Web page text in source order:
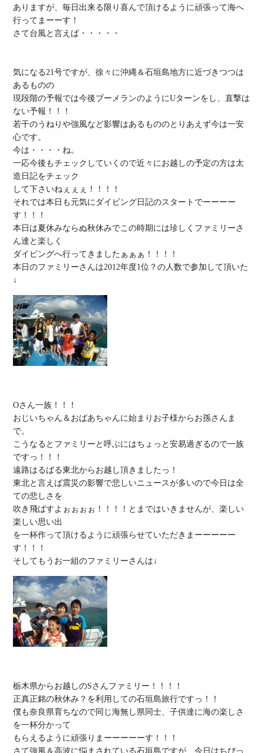
ありますが、毎日出来る限り喜んで頂けるように頑張って海へ
行ってまーーす！
さて台風と言えば・・・・・
気になる21号ですが、徐々に沖縄＆石垣島地方に近づきつつは
あるものの
現段階の予報では今後ブーメランのようにUターンをし、直撃は
ない予報！！！
若干のうねりや強風など影響はあるもののとりあえず今は一安
心です。
今は・・・・ね。
一応今後もチェックしていくので近々にお越しの予定の方は太
造日記をチェック
して下さいねぇぇぇ！！！！
それでは本日も元気にダイビング日記のスタートでーーーー
す！！！
本日は夏休みならぬ秋休みでこの時期には珍しくファミリーさ
ん達と楽しく
ダイビングへ行ってきましたぁぁぁ！！！！
本日のファミリーさんは2012年度1位？の人数で参加して頂いた
Oさん一族！！！
おじいちゃん＆おばあちゃんに始まりお子様からお孫さんま
で。
こうなるとファミリーと呼ぶにはちょっと安易過ぎるので一族
ですっ！！！
遠路はるばる東北からお越し頂きましたっ！
東北と言えば震災の影響で悲しいニュースが多いので今日は全
ての悲しさを
吹き飛ばすよぉぉぉぉ！！！！とまではいきませんが、楽しい
楽しい思い出
を一杯作って頂けるように頑張らせていただきまーーーーー
す！！！
栃木県からお越しのSさんファミリー！！！！
正真正銘の秋休み？を利用しての石垣島旅行ですっ！！
僕も奈良県育ちなので同じ海無し県同士、子供達に海の楽しさ
を一杯分かって
もらえるように頑張りまーーーーーす！！！
さて強風＆高波に悩まされている石垣島ですが、今日はちびっ